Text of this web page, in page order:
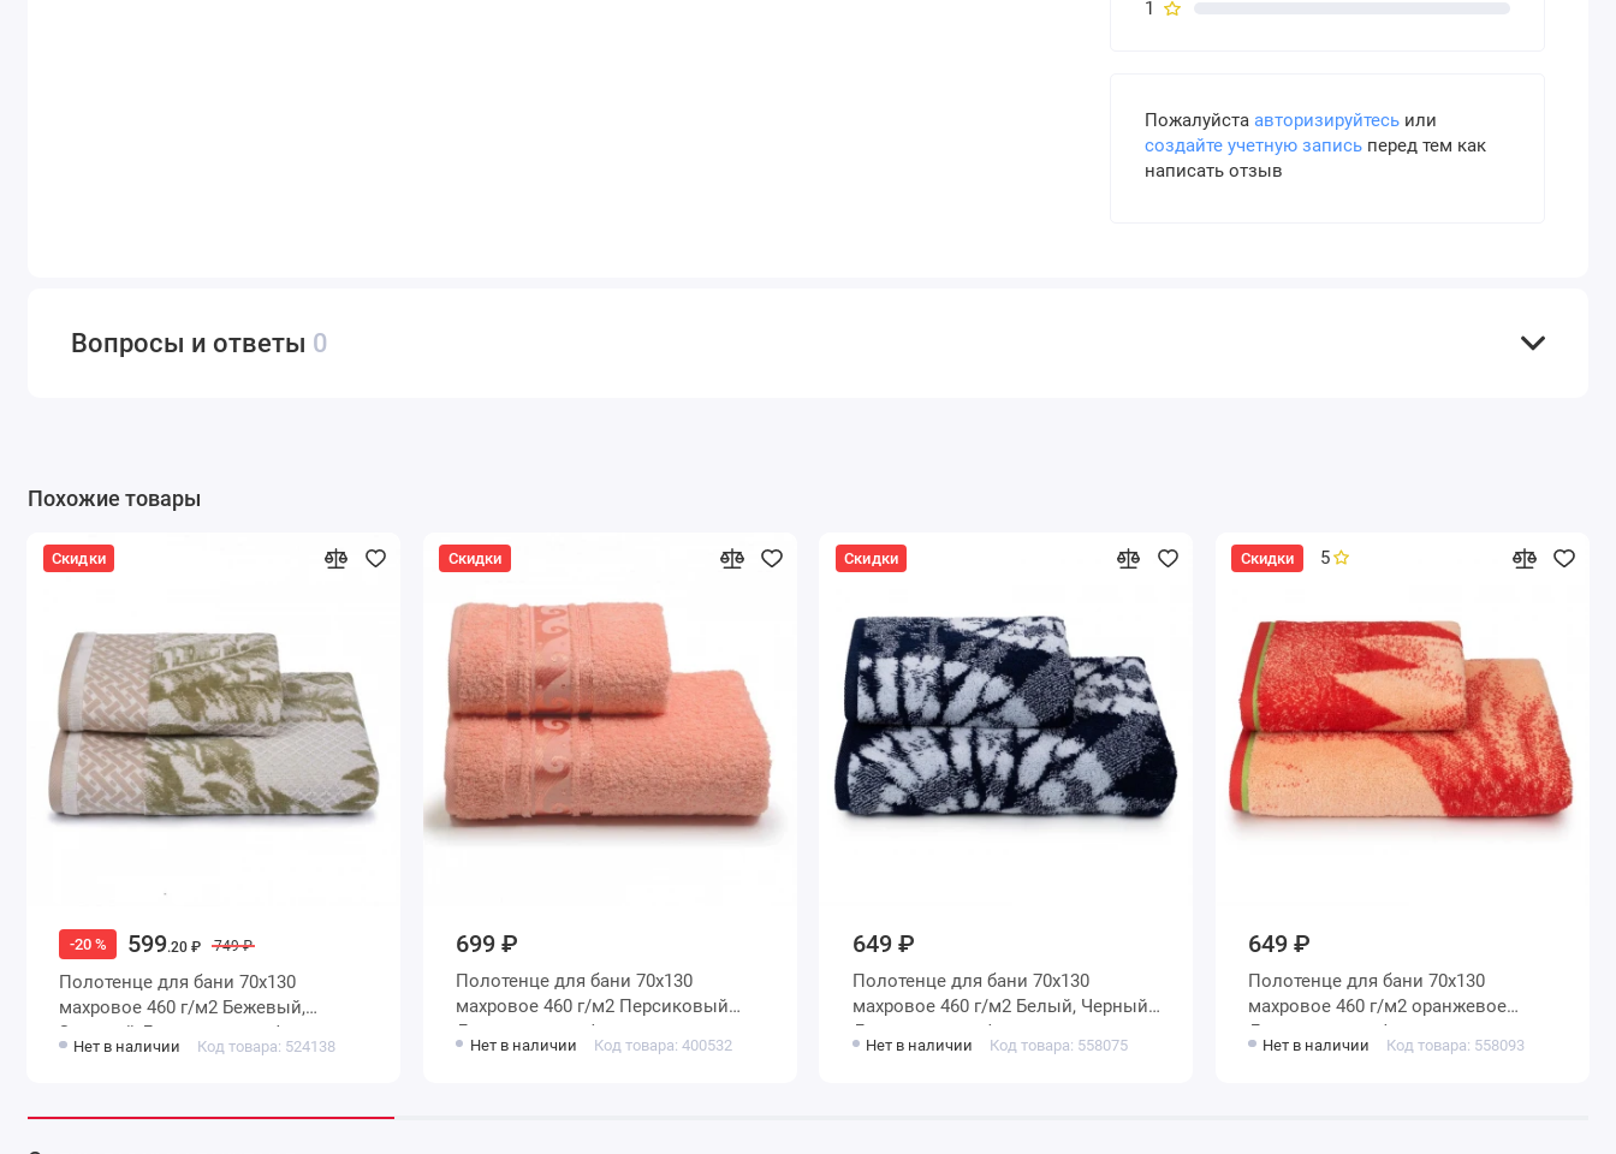
1
Пожалуйста авторизируйтесьили
создайте учетную записьперед тем как
написать отзыв
Вопросы и ответы 0
Похожие товары
Скидки
-20 % 599.20 ₽ 749 ₽
Полотенце для бани 70х130
махровое 460 г/м2 Бежевый,
Зеленый Донецкая мануфактура
Нет в наличии Код товара: 524138
Скидки
699 ₽
Полотенце для бани 70х130
махровое 460 г/м2 Персиковый
Донецкая мануфактура
Нет в наличии Код товара: 400532
Скидки
649 ₽
Полотенце для бани 70х130
махровое 460 г/м2 Белый, Черный
Донецкая мануфактура
Нет в наличии Код товара: 558075
Скидки 5
649 ₽
Полотенце для бани 70х130
махровое 460 г/м2 оранжевое
Донецкая мануфактура
Нет в наличии Код товара: 558093